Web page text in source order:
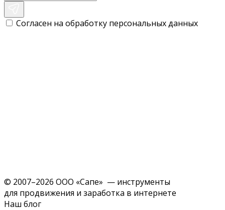
Согласен на обработку персональных данных
© 2007–2026 ООО «Сапе» — инструменты
для продвижения и заработка в интернете
Наш блог